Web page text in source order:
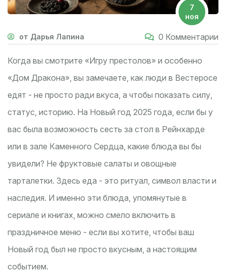
7
ноя
от Дарья Лапина 0 Комментарии
Когда вы смотрите «Игру престолов» и особенно
«Дом Дракона», вы замечаете, как люди в Вестеросе
едят - не просто ради вкуса, а чтобы показать силу,
статус, историю. На Новый год 2025 года, если бы у
вас была возможность сесть за стол в Рейнхарде
или в зале Каменного Сердца, какие блюда вы бы
увидели? Не фруктовые салаты и овощные
тарталетки. Здесь еда - это ритуал, символ власти и
наследия. И именно эти блюда, упомянутые в
сериале и книгах, можно смело включить в
праздничное меню - если вы хотите, чтобы ваш
Новый год был не просто вкусным, а настоящим
событием.